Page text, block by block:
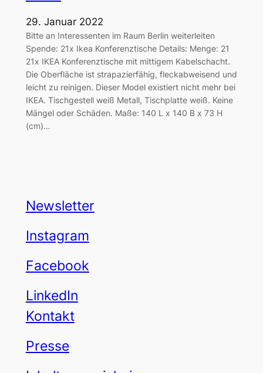
29. Januar 2022
Bitte an Interessenten im Raum Berlin weiterleiten
Spende: 21x Ikea Konferenztische Details: Menge: 21
21x IKEA Konferenztische mit mittigem Kabelschacht.
Die Oberfläche ist strapazierfähig, fleckabweisend und
leicht zu reinigen. Dieser Model existiert nicht mehr bei
IKEA. Tischgestell weiß Metall, Tischplatte weiß. Keine
Mängel oder Schäden. Maße: 140 L x 140 B x 73 H
(cm)…
Newsletter
Instagram
Facebook
LinkedIn
Kontakt
Presse